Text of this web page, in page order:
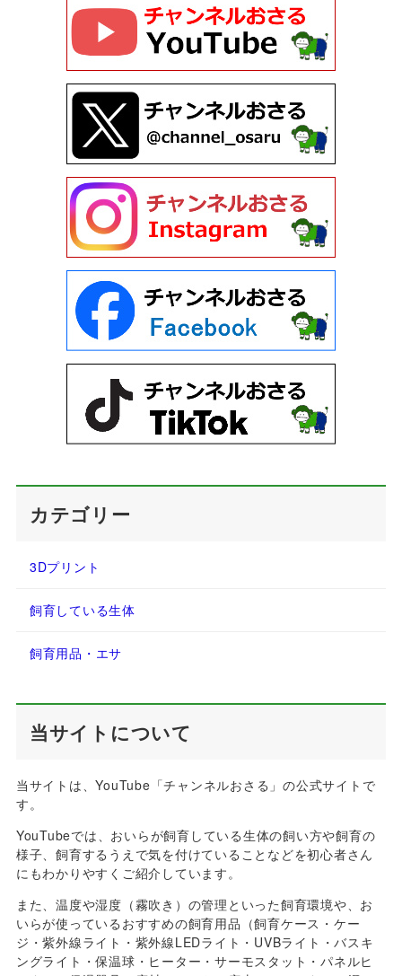
カテゴリー
3Dプリント
飼育している生体
飼育用品・エサ
当サイトについて
当サイトは、YouTube「チャンネルおさる」の公式サイトで
す。
YouTubeでは、おいらが飼育している生体の飼い方や飼育の
様子、飼育するうえで気を付けていることなどを初心者さん
にもわかりやすくご紹介しています。
また、温度や湿度（霧吹き）の管理といった飼育環境や、お
いらが使っているおすすめの飼育用品（飼育ケース・ケー
ジ・紫外線ライト・紫外線LEDライト・UVBライト・バスキ
ングライト・保温球・ヒーター・サーモスタット・パネルヒ